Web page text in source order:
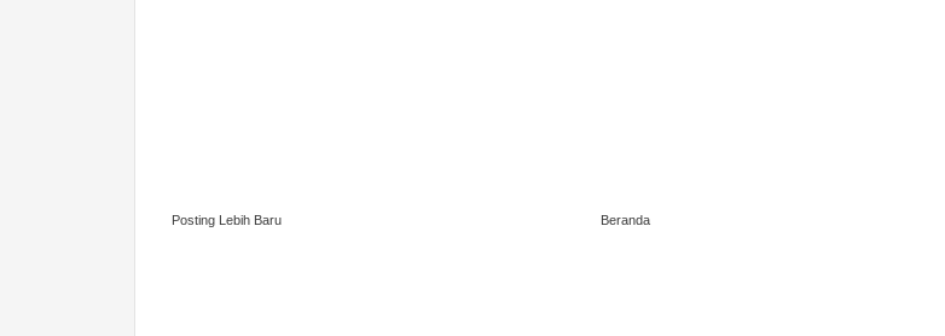
Posting Lebih Baru Beranda